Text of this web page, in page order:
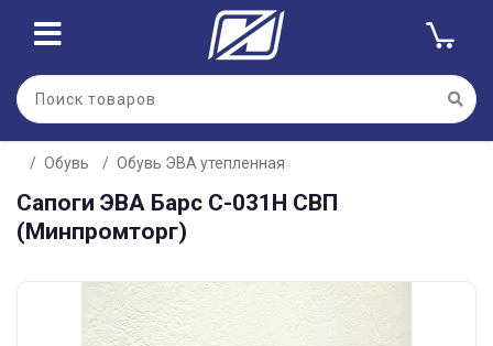
Обувь Обувь ЭВА утепленная
Сапоги ЭВА Барс С-031Н СВП
(Минпромторг)